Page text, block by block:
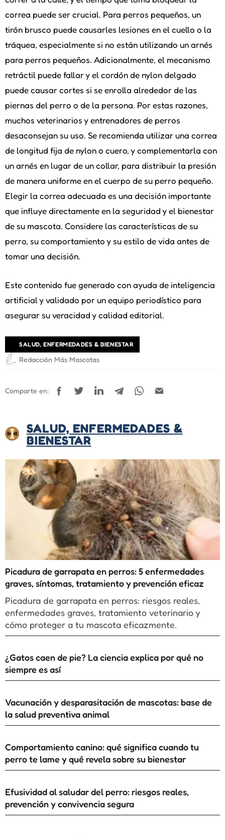
correa puede ser crucial. Para perros pequeños, un
tirón brusco puede causarles lesiones en el cuello o la
tráquea, especialmente si no están utilizando un arnés
para perros pequeños. Adicionalmente, el mecanismo
retráctil puede fallar y el cordón de nylon delgado
puede causar cortes si se enrolla alrededor de las
piernas del perro o de la persona. Por estas razones,
muchos veterinarios y entrenadores de perros
desaconsejan su uso. Se recomienda utilizar una correa
de longitud fija de nylon o cuero, y complementarla con
un arnés en lugar de un collar, para distribuir la presión
de manera uniforme en el cuerpo de su perro pequeño.
Elegir la correa adecuada es una decisión importante
que influye directamente en la seguridad y el bienestar
de su mascota. Considere las características de su
perro, su comportamiento y su estilo de vida antes de
tomar una decisión.
Este contenido fue generado con ayuda de inteligencia
artificial y validado por un equipo periodístico para
asegurar su veracidad y calidad editorial.
SALUD, ENFERMEDADES & BIENESTAR
Redacción Más Mascotas
Comparte en:
SALUD, ENFERMEDADES &
BIENESTAR
Picadura de garrapata en perros: 5 enfermedades
graves, síntomas, tratamiento y prevención eficaz
Picadura de garrapata en perros: riesgos reales,
enfermedades graves, tratamiento veterinario y
cómo proteger a tu mascota eficazmente.
¿Gatos caen de pie? La ciencia explica por qué no
siempre es así
Vacunación y desparasitación de mascotas: base de
la salud preventiva animal
Comportamiento canino: qué significa cuando tu
perro te lame y qué revela sobre su bienestar
Efusividad al saludar del perro: riesgos reales,
prevención y convivencia segura